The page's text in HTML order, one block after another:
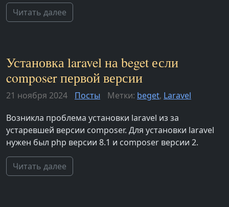
Читать далее
Установка laravel на beget если
composer первой версии
21 ноября 2024 Посты Метки: beget, Laravel
Возникла проблема установки laravel из за
устаревшей версии composer. Для установки laravel
нужен был php версии 8.1 и composer версии 2.
Читать далее